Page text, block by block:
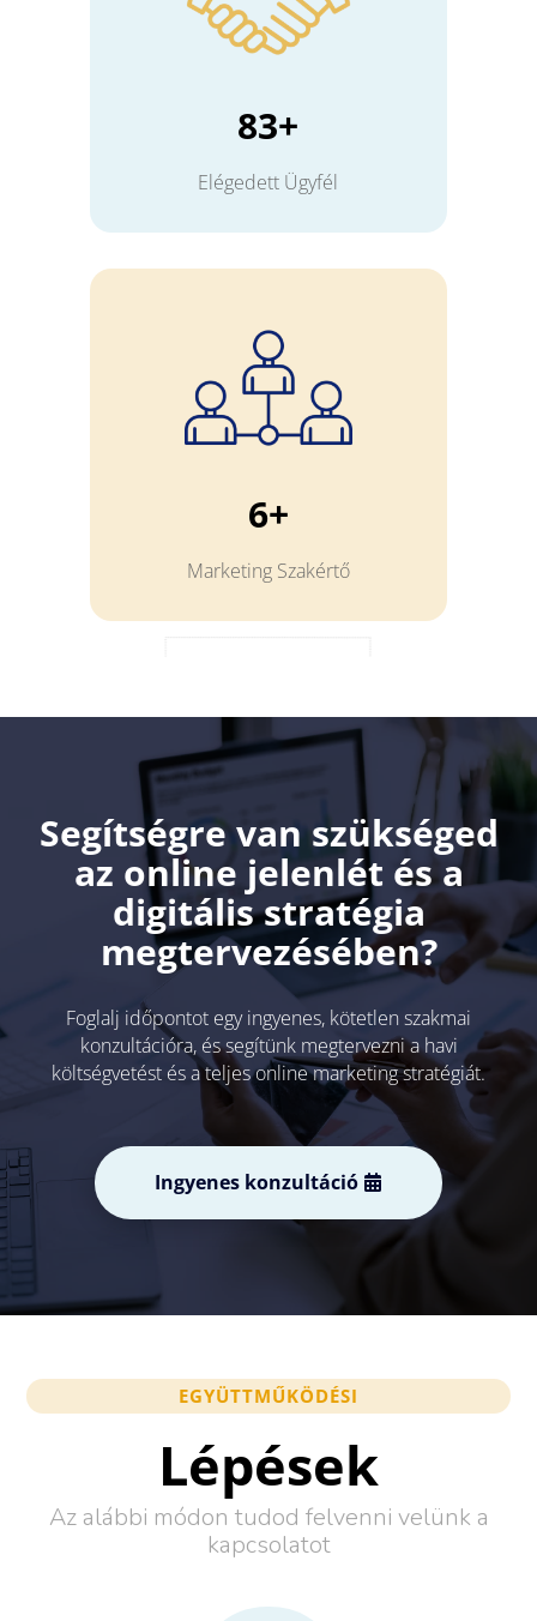
83+
Elégedett Ügyfél
6+
Marketing Szakértő
Segítségre van szükséged
az online jelenlét és a
digitális stratégia
megtervezésében?
Foglalj időpontot egy ingyenes, kötetlen szakmai
konzultációra, és segítünk megtervezni a havi
költségvetést és a teljes online marketing stratégiát.
Ingyenes konzultáció
EGYÜTTMŰKÖDÉSI
Lépések
Az alábbi módon tudod felvenni velünk a
kapcsolatot